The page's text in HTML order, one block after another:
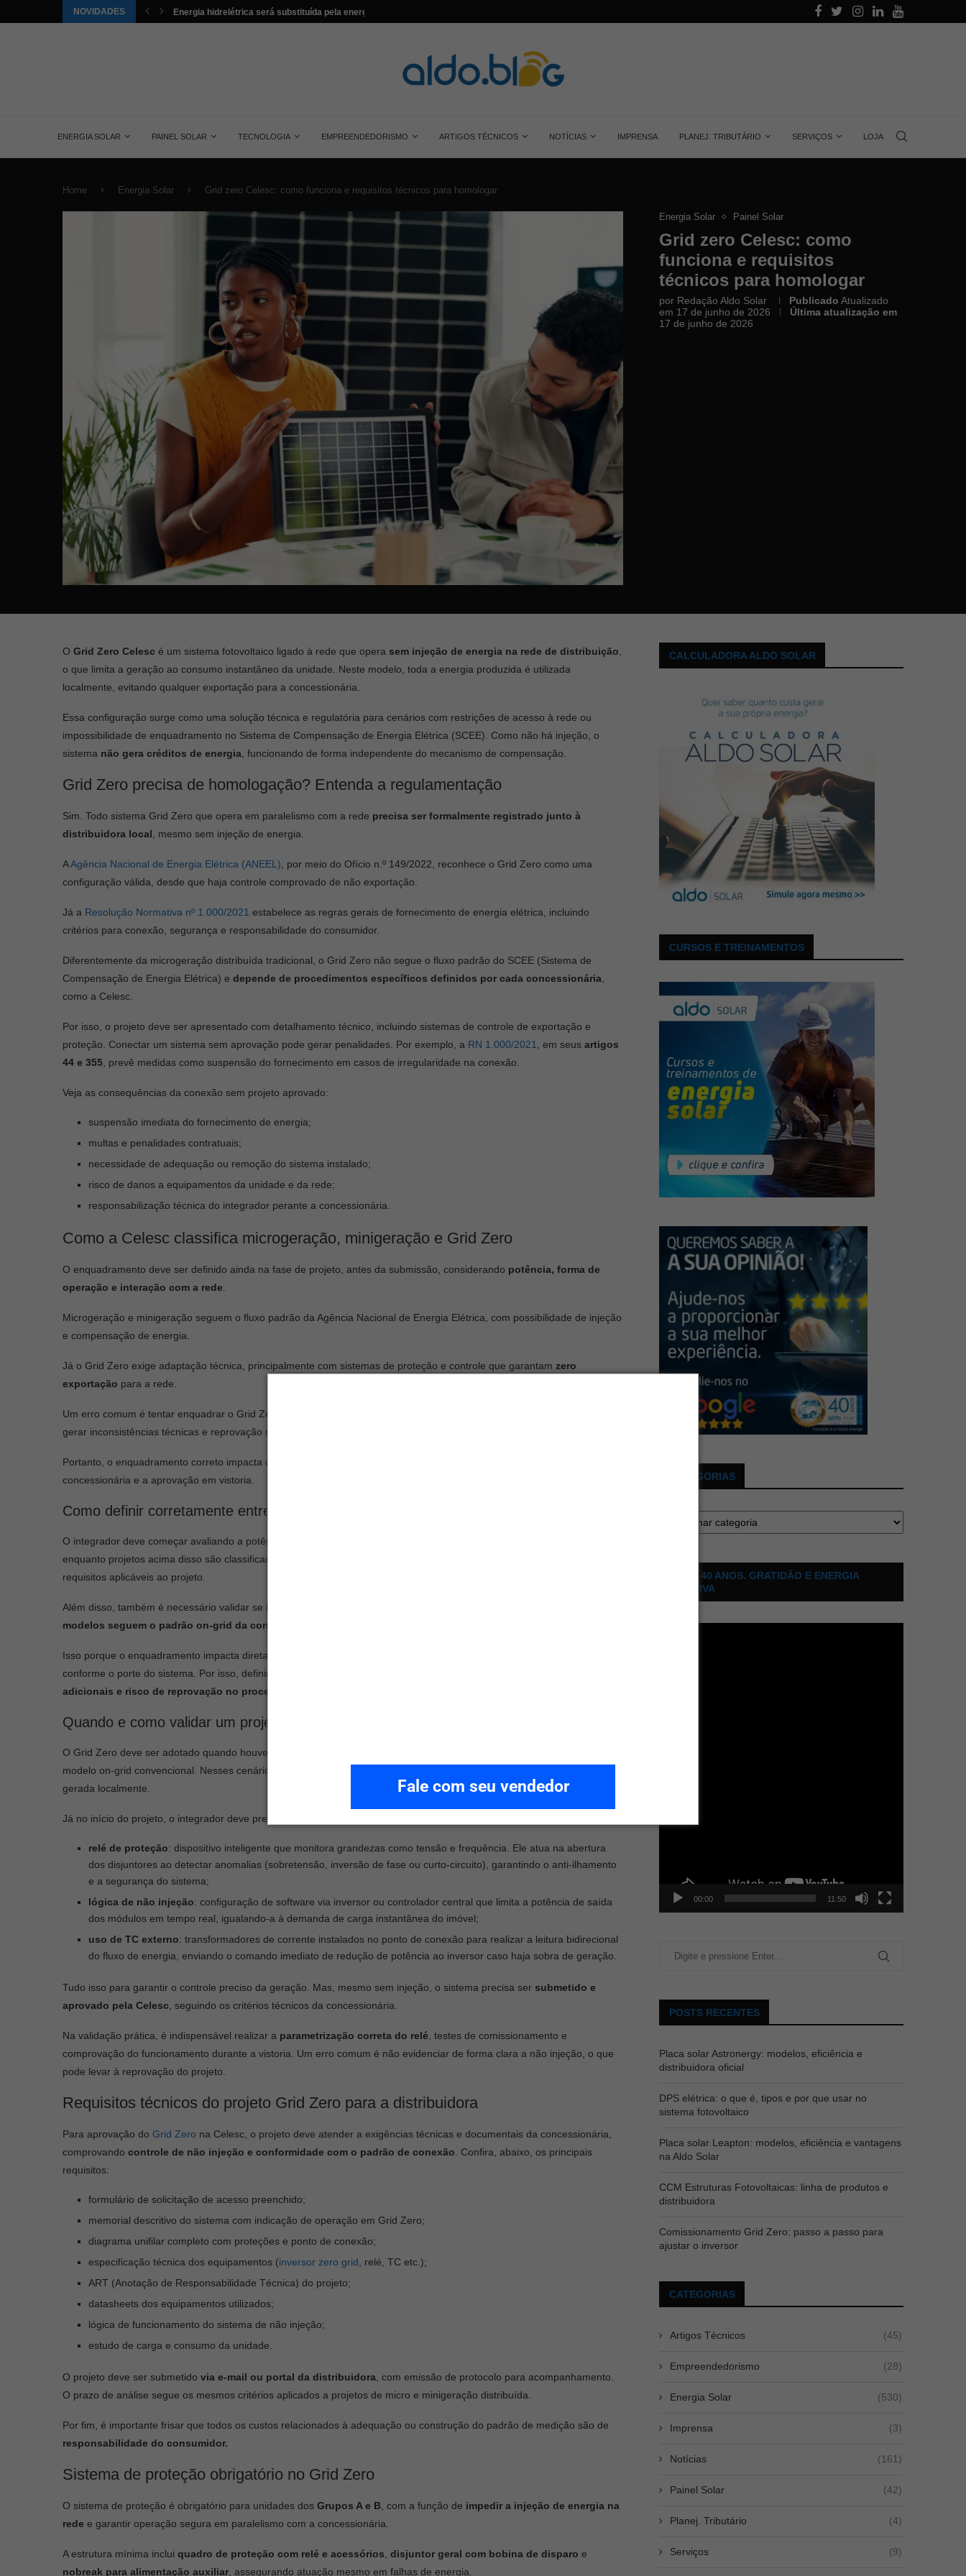
Fale com seu vendedor
NOVIDADES
pela energia solar nos... Aldo é o novo distribuidor da Trust no... Aprenda quanta energia gera uma placa
ENERGIA SOLAR PAINEL SOLAR TECNOLOGIA EMPREENDEDORISMO ARTIGOS TÉCNICOS NOTÍCIAS IMPRENSA PLANEJ. TRIBUTÁRIO SERVIÇOS LOJA
Home Energia Solar Grid zero Celesc: como funciona e requisitos técnicos para homologar
Energia Solar Painel Solar
Grid zero Celesc: como
funciona e requisitos
técnicos para homologar
por Redação Aldo Solar Publicado Atualizado
em 17 de junho de 2026
Última atualização em
17 de junho de 2026
O Grid Zero Celesc é um sistema fotovoltaico ligado à rede que opera sem injeção de energia na rede de distribuição
o que limita a geração ao consumo instantâneo da unidade. Neste modelo, toda a energia produzida é utilizada
localmente, evitando qualquer exportação para a concessionária.
Essa configuração surge como uma solução técnica e regulatória para cenários com restrições de acesso à rede ou
impossibilidade de enquadramento no Sistema de Compensação de Energia Elétrica (SCEE). Como não há injeção, o
sistema não gera créditos de energia , funcionando de forma independente do mecanismo de compensação.
Grid Zero precisa de homologação? Entenda a regulamentação
Sim. Todo sistema Grid Zero que opera em paralelismo com a rede precisa ser formalmente registrado junto à
distribuidora local , mesmo sem injeção de energia.
AAgência Nacional de Energia Elétrica (ANEEL) , por meio do Ofício n.º 149/2022, reconhece o Grid Zero como uma
configuração válida, desde que haja controle comprovado de não exportação.
Já a Resolução Normativa nº 1.000/2021 estabelece as regras gerais de fornecimento de energia elétrica, incluindo
critérios para conexão, segurança e responsabilidade do consumidor.
Diferentemente da microgeração distribuída tradicional, o Grid Zero não segue o fluxo padrão do SCEE (Sistema de
Compensação de Energia Elétrica) e depende de procedimentos específicos definidos por cada concessionária
como a Celesc.
Por isso, o projeto deve ser apresentado com detalhamento técnico, incluindo sistemas de controle de exportação e
proteção. Conectar um sistema sem aprovação pode gerar penalidades. Por exemplo, a RN 1.000/2021 , em seus artigos
44 e 355 , prevê medidas como suspensão do fornecimento em casos de irregularidade na conexão.
Veja as consequências da conexão sem projeto aprovado:
suspensão imediata do fornecimento de energia;
multas e penalidades contratuais;
necessidade de adequação ou remoção do sistema instalado;
risco de danos a equipamentos da unidade e da rede;
responsabilização técnica do integrador perante a concessionária.
Como a Celesc classifica microgeração, minigeração e Grid Zero
O enquadramento deve ser definido ainda na fase de projeto, antes da submissão, considerando potência, forma de
operação e interação com a rede
Microgeração e minigeração seguem o fluxo padrão da Agência Nacional de Energia Elétrica, com possibilidade de injeção
e compensação de energia.
Já o Grid Zero exige adaptação técnica, principalmente com sistemas de proteção e controle que garantam zero
exportação para a rede.
Um erro comum é tentar enquadrar o Grid Zero como microgeração para
gerar inconsistências técnicas e reprovação na análise.
Portanto, o enquadramento correto impacta diretamente a documentação exigida, os critérios de avaliação da
concessionária e a aprovação em vistoria.
Como definir corretamente entre micro e minigeração
O integrador deve começar avaliando a potência instalada do sistema: até 75 kW enquadra como
enquanto projetos acima disso são classificados como
requisitos aplicáveis ao projeto.
Além disso, também é necessário validar se haverá injeção de energia na rede e participação no SCEE, já que
modelos seguem o padrão on-grid da concessionária
Isso porque o enquadramento impacta diretamente documentação, prazos de análise e exigências técnicas, que variam
conforme o porte do sistema. Por isso, definir corretamente já desde o início do processo
adicionais e risco de reprovação no processo de homologação
Quando e como validar um projeto como Grid Zero?
O Grid Zero deve ser adotado quando houver
modelo on-grid convencional. Nesses cenários, o sistema passa a operar sem exportação, consumindo toda a energia
gerada localmente.
Já no início do projeto, o integrador deve prever:
relé de proteção: dispositivo inteligente que monitora grandezas como tensão e frequência. Ele atua na abertura
dos disjuntores ao detectar anomalias (sobretensão, inversão de fase ou curto-circuito), garantindo o anti-ilhamento
e a segurança do sistema;
lógica de não injeção: configuração de software via inversor ou controlador central que limita a potência de saída
dos módulos em tempo real, igualando-a à demanda de carga instantânea do imóvel;
uso de TC externo: transformadores de corrente instalados no ponto de conexão para realizar a leitura bidirecional
do fluxo de energia, enviando o comando imediato de redução de potência ao inversor caso haja sobra de geração.
Tudo isso para garantir o controle preciso da geração. Mas, mesmo sem injeção, o sistema precisa ser submetido e
aprovado pela Celesc , seguindo os critérios técnicos da concessionária.
Na validação prática, é indispensável realizar a parametrização correta do relé , testes de comissionamento e
comprovação do funcionamento durante a vistoria. Um erro comum é não evidenciar de forma clara a não injeção, o que
pode levar à reprovação do projeto.
Requisitos técnicos do projeto Grid Zero para a distribuidora
Para aprovação do Grid Zero na Celesc, o projeto deve atender a exigências técnicas e documentais da concessionária,
comprovando controle de não injeção e conformidade com o padrão de conexão . Confira, abaixo, os principais
requisitos:
formulário de solicitação de acesso preenchido;
memorial descritivo do sistema com indicação de operação em Grid Zero;
diagrama unifilar completo com proteções e ponto de conexão;
especificação técnica dos equipamentos (inversor zero grid , relé, TC etc.);
ART (Anotação de Responsabilidade Técnica) do projeto;
datasheets dos equipamentos utilizados;
lógica de funcionamento do sistema de não injeção;
estudo de carga e consumo da unidade.
O projeto deve ser submetido via e-mail ou portal da distribuidora , com emissão de protocolo para acompanhamento.
O prazo de análise segue os mesmos critérios aplicados a projetos de micro e minigeração distribuída.
Por fim, é importante frisar que todos os custos relacionados à adequação ou construção do padrão de medição são de
responsabilidade do consumidor.
Sistema de proteção obrigatório no Grid Zero
O sistema de proteção é obrigatório para unidades dos Grupos A e B , com a função de impedir a injeção de energia na
rede e garantir operação segura em paralelismo com a concessionária.
A estrutura mínima inclui quadro de proteção com relé e acessórios disjuntor geral com bobina de disparo e
nobreak para alimentação auxiliar , assegurando atuação mesmo em falhas de energia.
CALCULADORA ALDO SOLAR
CURSOS E TREINAMENTOS
CATEGORIAS
ALDO 40 ANOS. GRATIDÃO E ENERGIA
POSITIVA
00:00 11:50
POSTS RECENTES
Placa solar Astronergy: modelos, eficiência e
distribuidora oficial
DPS elétrica: o que é, tipos e por que usar no
sistema fotovoltaico
Placa solar Leapton: modelos, eficiência e vantagens
na Aldo Solar
CCM Estruturas Fotovoltaicas: linha de produtos e
distribuidora
Comissionamento Grid Zero: passo a passo para
ajustar o inversor
CATEGORIAS
Artigos Técnicos (45)
Empreendedorismo (28)
Energia Solar (530)
Imprensa (3)
Notícias (161)
Painel Solar (42)
Planej. Tributário (4)
Serviços (9)